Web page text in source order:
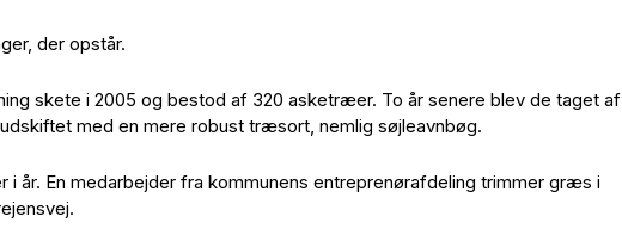
der opstår.
skete i 2005 og bestod af 320 asketræer. To år senere blev de taget af
med en mere robust træsort, nemlig søjleavnbøg.
i år. En medarbejder fra kommunens entreprenørafdeling trimmer græs i